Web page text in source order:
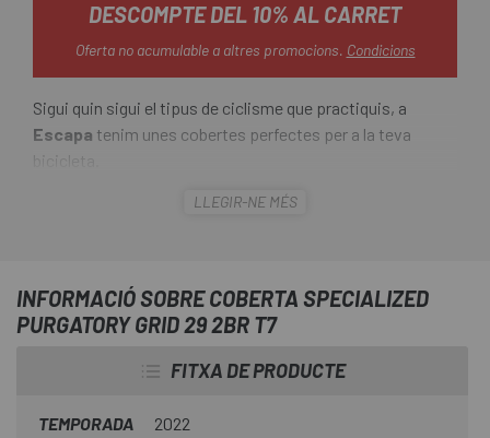
DESCOMPTE DEL 10% AL CARRET
Oferta no acumulable a altres promocions. Condicions
Sigui quin sigui el tipus de ciclisme que practiquis, a
Escapa tenim unes cobertes perfectes per a la teva
Coberta Specialized Purgatory Grid 2Bliss Ready
Les laminetes centrals flexibles es despleguen en frenar
per augmentar el contacte amb el terra i l'adherència. La
carcassa GRID proporciona la màxima protecció contra
talls i llantazos. El compost patentat GRIPTON® de la
29ajuda que sigui l'elecció perfecta per a senders èpics en
LLEGIR-NE MÉS
INFORMACIÓ SOBRE COBERTA SPECIALIZED
PURGATORY GRID 29 2BR T7
FITXA DE PRODUCTE
TEMPORADA 2022